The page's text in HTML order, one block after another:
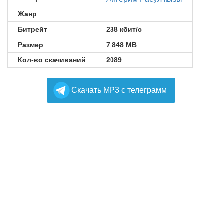
Жанр
Битрейт
238 кбит/с
Размер
7,848 MB
Кол-во скачиваний
2089
Cкачать MP3 с телеграмм